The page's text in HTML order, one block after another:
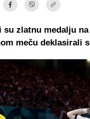
su zlatnu medalju
meču deklasirali